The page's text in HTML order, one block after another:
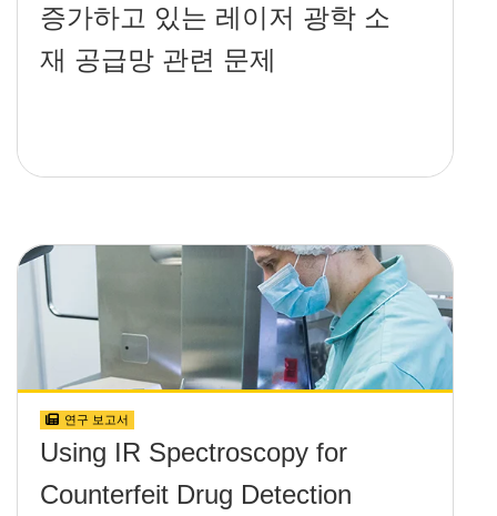
증가하고 있는 레이저 광학 소
재 공급망 관련 문제
연구 보고서
Using IR Spectroscopy for
Counterfeit Drug Detection